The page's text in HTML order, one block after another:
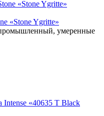
«Stone Ygritte»
умеренные